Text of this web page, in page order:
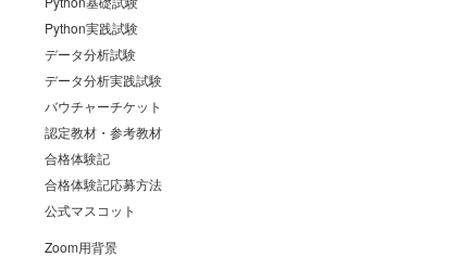
Python実践試験
データ分析試験
データ分析実践試験
バウチャーチケット
認定教材・参考教材
合格体験記
合格体験記応募方法
公式マスコット
Zoom用背景